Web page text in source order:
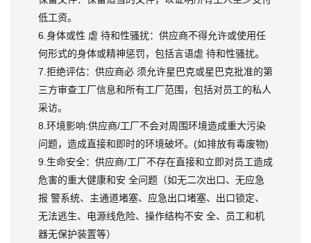
低工资。
6.身体或性 虐 待和性骚扰：供应商不得允许或使用任
何形式的身体或精神惩罚，包括言语虐 待和性骚扰。
7.拒绝评估：供应商必 须允许星巴克或星巴克批准的第
三方审查工厂信息和所有工厂范围，包括对员工的私人
采访。
8.环境影响:供应商/工厂不会对周围环境造成重大污染
问题，造成直接和即时的环境破坏。(如排放有毒废物)
9.生命安全：供应商/工厂不存在直接和立即对员工造成
危害的重大健康和安 全问题（如无二次出口、无应急
报 警系统、主通道堵塞、应急出口堵塞、出口锁定、
无法逃生、电源线危险、操作结构不安 全、员工和机
器无保护装置等）